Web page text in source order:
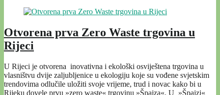
Otvorena prva Zero Waste trgovina u
Rijeci
U Rijeci je otvorena inovativna i ekološki osviještena trgovina u
vlasništvu dvije zaljubljenice u ekologiju koje su vođene svjetskim
trendovima odlučile uložiti svoje vrijeme, trud i novac kako bi u
Rijeku dovele prvu »zero waste« trgovinu »Špajza«. U »Špajzi«